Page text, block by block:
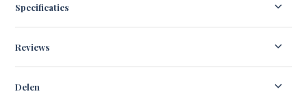
Specificaties
Reviews
Delen